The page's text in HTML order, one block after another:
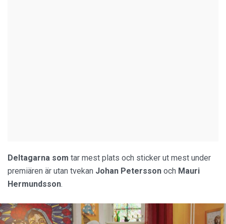
Deltagarna som tar mest plats och sticker ut mest under
premiären är utan tvekan Johan Petersson och Mauri
Hermundsson.